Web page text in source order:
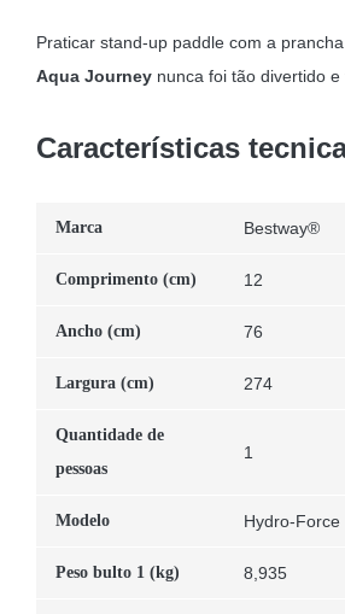
Praticar stand-up paddle com a prancha
Aqua Journeynunca foi tão divertido e
Características
Marca Bestway®
Comprimento (cm) 12
Ancho (cm) 76
Largura (cm) 274
Quantidade de
pessoas
1
Modelo Hydro-Force
Peso bulto 1 (kg) 8,935